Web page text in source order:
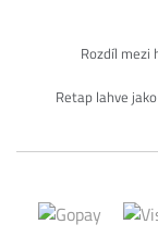
Rozdíl mezi
Retap lahve